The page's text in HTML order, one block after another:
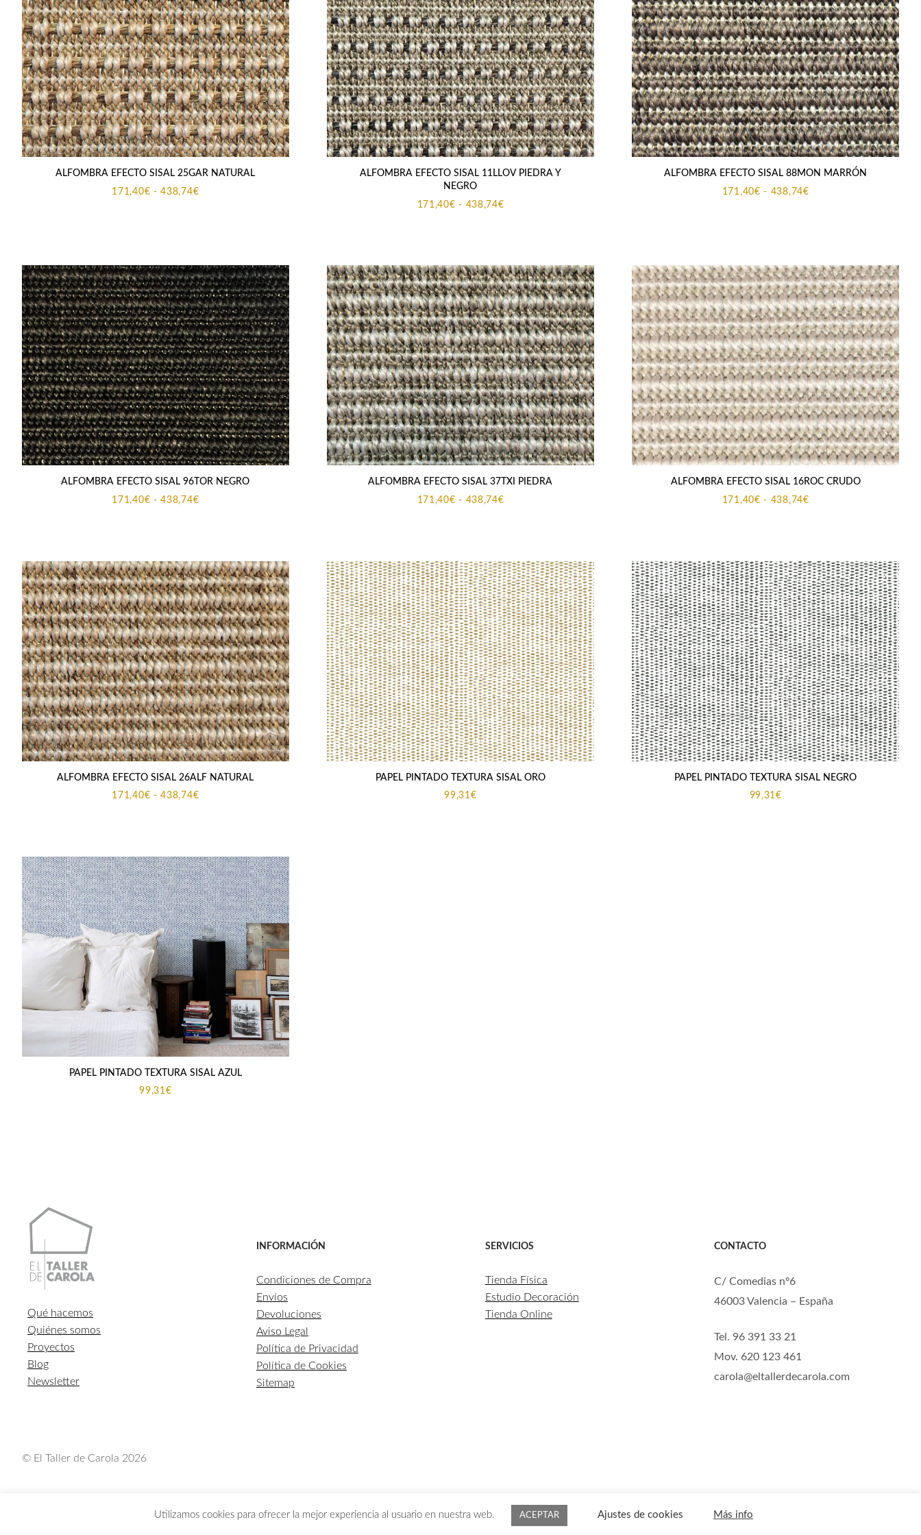
LOS PEDIDOS REALIZADOS DEL 1 AL 31 DE AGOSTO SE GESTIONARÁN A PARTIR DEL 1 DE SEPTIEMBRE. MUCHAS GRACIAS
ALFOMBRA EFECTO SISAL 25GAR NATURAL
171,40€ - 438,74€Rango
438,74€
ALFOMBRA EFECTO SISAL 11LLOV PIEDRA Y
NEGRO
171,40€ - 438,74€Rango
hasta
438,74€
ALFOMBRA EFECTO SISAL 88MON MARRÓN
171,40€ - 438,74€Rango
438,74€
ALFOMBRA EFECTO SISAL 96TOR NEGRO
171,40€ - 438,74€Rango
hasta
438,74€
ALFOMBRA EFECTO SISAL 37TXI PIEDRA
171,40€ - 438,74€Rango
hasta
438,74€
ALFOMBRA EFECTO SISAL 16ROC CRUDO
171,40€ - 438,74€Rango
hasta
438,74€
ALFOMBRA EFECTO SISAL 26ALF NATURAL
171,40€ - 438,74€Rango
hasta
438,74€
PAPEL PINTADO TEXTURA SISAL ORO
99,31€
PAPEL PINTADO TEXTURA SISAL NEGRO
99,31€
PAPEL PINTADO TEXTURA SISAL AZUL
99,31€
Qué hacemos
Quiénes somos
Proyectos
Blog
Newsletter
INFORMACIÓN
Condiciones de Compra
Envíos
Devoluciones
Aviso Legal
Política de Privacidad
Política de Cookies
Sitemap
SERVICIOS
Tienda Física
Estudio Decoración
Tienda Online
CONTACTO
C/ Comedias nº6
46003 Valencia – España
Tel. 96 391 33 21
Mov. 620 123 461
carola@eltallerdecarola.com
© El Taller de Carola 2026
Utilizamos cookies para ofrecer la mejor experiencia al usuario en nuestra web. ACEPTAR Ajustes de cookies Más info